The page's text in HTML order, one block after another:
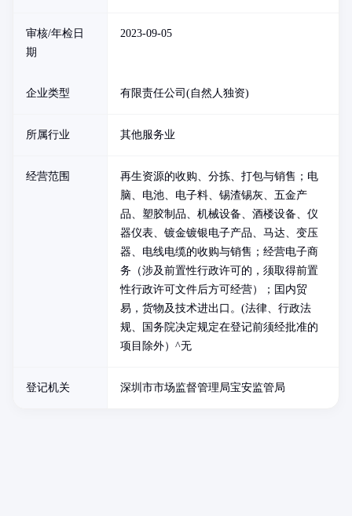
审核/年检日
期
2023-09-05
企业类型 有限责任公司(自然人独资)
所属行业 其他服务业
经营范围
再生资源的收购、分拣、打包与销售；电
脑、电池、电子料、锡渣锡灰、五金产
品、塑胶制品、机械设备、酒楼设备、仪
器仪表、镀金镀银电子产品、马达、变压
器、电线电缆的收购与销售；经营电子商
务（涉及前置性行政许可的，须取得前置
性行政许可文件后方可经营）；囯内贸
易，货物及技术进出口。(法律、行政法
规、国务院决定规定在登记前须经批准的
项目除外）^无
登记机关 深圳市市场监督管理局宝安监管局